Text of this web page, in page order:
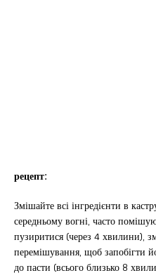
рецепт:
Змішайте всі інгредієнти в
середньому вогні, часто
пузиритися (через 4 хвилини),
перемішування, щоб запобігти
до пасти (всього близько 8